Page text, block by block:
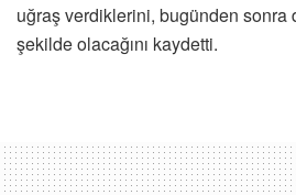
uğraş verdiklerini, bugünden sonra
şekilde olacağını kaydetti.